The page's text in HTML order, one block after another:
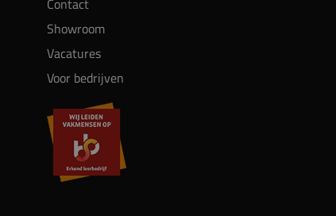
Contact
Showroom
Vacatures
Voor bedrijven